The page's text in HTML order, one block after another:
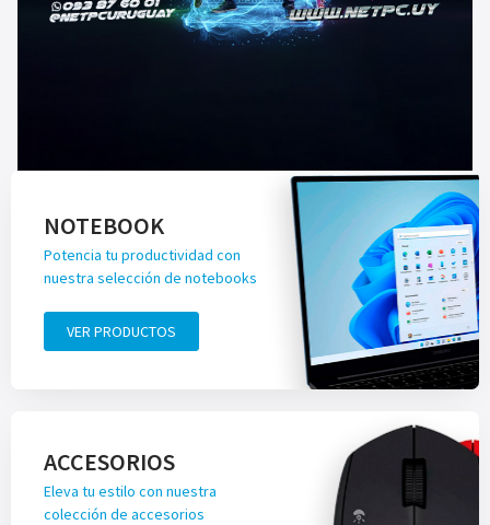
NOTEBOOK
Potencia tu productividad con
nuestra selección de notebooks
VER PRODUCTOS
ACCESORIOS
Eleva tu estilo con nuestra
colección de accesorios